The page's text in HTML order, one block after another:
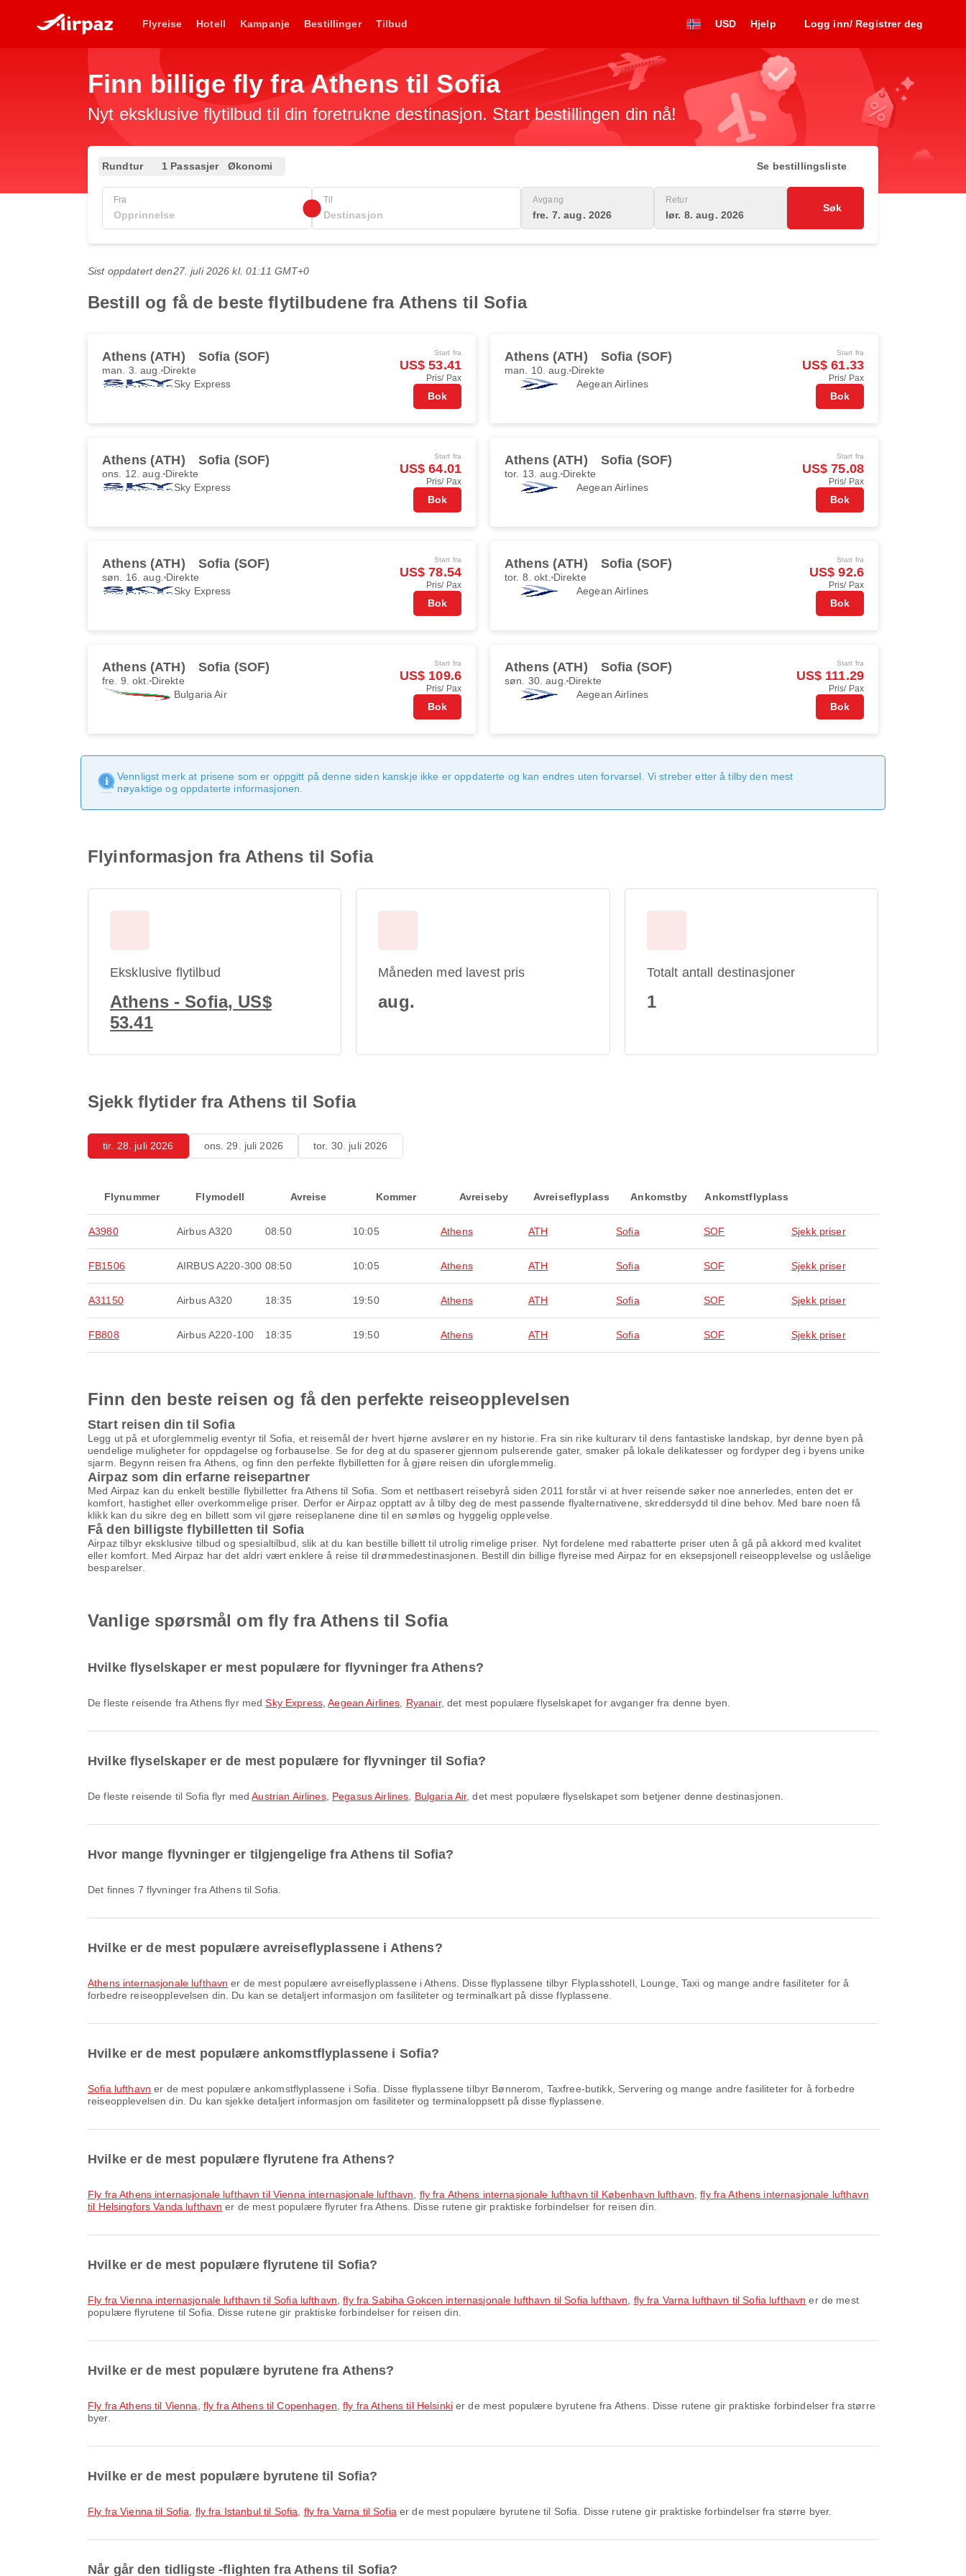
Flyreise Hotell Kampanje Bestillinger Tilbud USD Hjelp Logg inn/ Registrer deg
Finn billige fly fra Athens til Sofia
Nyt eksklusive flytilbud til din foretrukne destinasjon. Start bestillingen din nå!
Rundtur 1 Passasjer Økonomi Se bestillingsliste
Fra Til Avgang
fre. 7. aug. 2026
Retur
lør. 8. aug. 2026
Søk
Sist oppdatert den27. juli 2026 kl. 01:11 GMT+0
Bestill og få de beste flytilbudene fra Athens til Sofia
Athens (ATH) Sofia (SOF)
man. 3. aug. Direkte
Sky Express
Start fra
US$ 53.41
Pris/ Pax
Bok
Athens (ATH) Sofia (SOF)
man. 10. aug. Direkte
Aegean Airlines
Start fra
US$ 61.33
Pris/ Pax
Bok
Athens (ATH) Sofia (SOF)
ons. 12. aug. Direkte
Sky Express
Start fra
US$ 64.01
Pris/ Pax
Bok
Athens (ATH) Sofia (SOF)
tor. 13. aug. Direkte
Aegean Airlines
Start fra
US$ 75.08
Pris/ Pax
Bok
Athens (ATH) Sofia (SOF)
søn. 16. aug. Direkte
Sky Express
Start fra
US$ 78.54
Pris/ Pax
Bok
Athens (ATH) Sofia (SOF)
tor. 8. okt. Direkte
Aegean Airlines
Start fra
US$ 92.6
Pris/ Pax
Bok
Athens (ATH) Sofia (SOF)
fre. 9. okt. Direkte
Bulgaria Air
Start fra
US$ 109.6
Pris/ Pax
Bok
Athens (ATH) Sofia (SOF)
søn. 30. aug. Direkte
Aegean Airlines
Start fra
US$ 111.29
Pris/ Pax
Bok
Vennligst merk at prisene som er oppgitt på denne siden kanskje ikke er oppdaterte og kan endres uten forvarsel. Vi streber etter å tilby den mest
nøyaktige og oppdaterte informasjonen.
Flyinformasjon fra Athens til Sofia
Eksklusive flytilbud
Athens - Sofia, US$
53.41
Måneden med lavest pris
aug.
Totalt antall destinasjoner
1
Sjekk flytider fra Athens til Sofia
tir. 28. juli 2026 ons. 29. juli 2026 tor. 30. juli 2026
Flynummer Flymodell Avreise Kommer Avreiseby Avreiseflyplass Ankomstby Ankomstflyplass
A3980 Airbus A320 08:50 10:05 Athens ATH Sofia SOF Sjekk priser
FB1506 AIRBUS A220-300 08:50 10:05 Athens ATH Sofia SOF Sjekk priser
A31150 Airbus A320 18:35 19:50 Athens ATH Sofia SOF Sjekk priser
FB808 Airbus A220-100 18:35 19:50 Athens ATH Sofia SOF Sjekk priser
Finn den beste reisen og få den perfekte reiseopplevelsen
Start reisen din til Sofia
Legg ut på et uforglemmelig eventyr til Sofia, et reisemål der hvert hjørne avslører en ny historie. Fra sin rike kulturarv til dens fantastiske landskap, byr denne byen på
uendelige muligheter for oppdagelse og forbauselse. Se for deg at du spaserer gjennom pulserende gater, smaker på lokale delikatesser og fordyper deg i byens unike
sjarm. Begynn reisen fra Athens, og finn den perfekte flybilletten for å gjøre reisen din uforglemmelig.
Airpaz som din erfarne reisepartner
Med Airpaz kan du enkelt bestille flybilletter fra Athens til Sofia. Som et nettbasert reisebyrå siden 2011 forstår vi at hver reisende søker noe annerledes, enten det er
komfort, hastighet eller overkommelige priser. Derfor er Airpaz opptatt av å tilby deg de mest passende flyalternativene, skreddersydd til dine behov. Med bare noen få
klikk kan du sikre deg en billett som vil gjøre reiseplanene dine til en sømløs og hyggelig opplevelse.
Få den billigste flybilletten til Sofia
Airpaz tilbyr eksklusive tilbud og spesialtilbud, slik at du kan bestille billett til utrolig rimelige priser. Nyt fordelene med rabatterte priser uten å gå på akkord med kvalitet
eller komfort. Med Airpaz har det aldri vært enklere å reise til drømmedestinasjonen. Bestill din billige flyreise med Airpaz for en eksepsjonell reiseopplevelse og uslåelige
besparelser.
Vanlige spørsmål om fly fra Athens til Sofia
Hvilke flyselskaper er mest populære for flyvninger fra Athens?
De fleste reisende fra Athens flyr medSky Express ,Aegean Airlines Ryanair, det mest populære flyselskapet for avganger fra denne byen.
Hvilke flyselskaper er de mest populære for flyvninger til Sofia?
De fleste reisende til Sofia flyr medAustrian Airlines, Pegasus Airlines Bulgaria Air, det mest populære flyselskapet som betjener denne destinasjonen.
Hvor mange flyvninger er tilgjengelige fra Athens til Sofia?
Det finnes 7 flyvninger fra Athens til Sofia.
Hvilke er de mest populære avreiseflyplassene i Athens?
Athens internasjonale lufthavn er de mest populære avreiseflyplassene i Athens. Disse flyplassene tilbyr Flyplasshotell, Lounge, Taxi og mange andre fasiliteter for å
forbedre reiseopplevelsen din. Du kan se detaljert informasjon om fasiliteter og terminalkart på disse flyplassene.
Hvilke er de mest populære ankomstflyplassene i Sofia?
Sofia lufthavn er de mest populære ankomstflyplassene i Sofia. Disse flyplassene tilbyr Bønnerom, Taxfree-butikk, Servering og mange andre fasiliteter for å forbedre
reiseopplevelsen din. Du kan sjekke detaljert informasjon om fasiliteter og terminaloppsett på disse flyplassene.
Hvilke er de mest populære flyrutene fra Athens?
fly fra Athens internasjonale lufthavn til Vienna internasjonale lufthavn fly fra Athens internasjonale lufthavn til København lufthavn ,fly fra Athens internasjonale lufthavn
til Helsingfors Vanda lufthavn er de mest populære flyruter fra Athens. Disse rutene gir praktiske forbindelser for reisen din.
Hvilke er de mest populære flyrutene til Sofia?
fly fra Vienna internasjonale lufthavn til Sofia lufthavn ,fly fra Sabiha Gokcen internasjonale lufthavn til Sofia lufthavn fly fra Varna lufthavn til Sofia lufthavn er de mest
populære flyrutene til Sofia. Disse rutene gir praktiske forbindelser for reisen din.
Hvilke er de mest populære byrutene fra Athens?
fly fra Athens til Vienna fly fra Athens til Copenhagen ,fly fra Athens til Helsinkier de mest populære byrutene fra Athens. Disse rutene gir praktiske forbindelser fra større
byer.
Hvilke er de mest populære byrutene til Sofia?
fly fra Vienna til Sofia fly fra Istanbul til Sofia fly fra Varna til Sofia er de mest populære byrutene til Sofia. Disse rutene gir praktiske forbindelser fra større byer.
Når går den tidligste -flighten fra Athens til Sofia?